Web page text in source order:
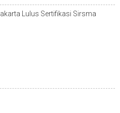
Lulus Sertifikasi Sirsma